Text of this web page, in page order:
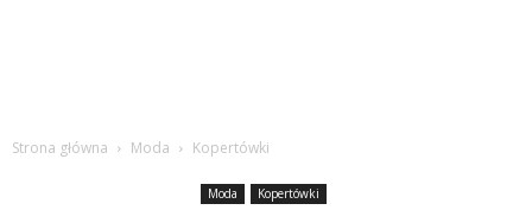
Strona główna Moda Kopertówki
Moda Kopertówki